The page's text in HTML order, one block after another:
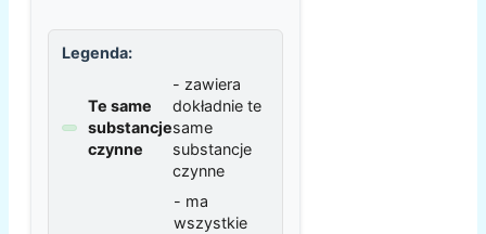
Legenda:
Te same
substancje
czynne
- zawiera
dokładnie te
same
substancje
czynne
- ma
wszystkie